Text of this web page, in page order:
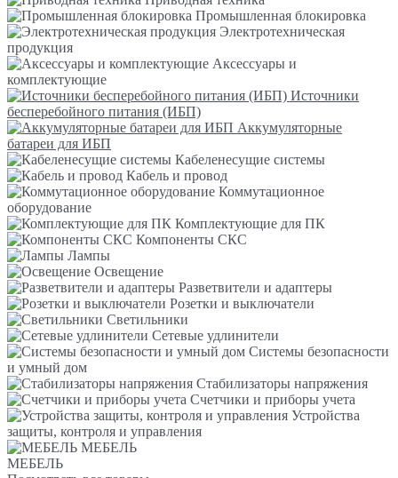
Промышленная блокировка
Электротехническая
продукция
Аксессуары и
комплектующие
Источники
бесперебойного питания (ИБП)
Аккумуляторные
батареи для ИБП
Кабеленесущие системы
Кабель и провод
Коммутационное
оборудование
Комплектующие для ПК
Компоненты СКС
Лампы
Освещение
Разветвители и адаптеры
Розетки и выключатели
Светильники
Сетевые удлинители
Системы безопасности
и умный дом
Стабилизаторы напряжения
Счетчики и приборы учета
Устройства
защиты, контроля и управления
МЕБЕЛЬ
МЕБЕЛЬ